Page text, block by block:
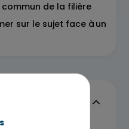
de la filière
sur le sujet face à un